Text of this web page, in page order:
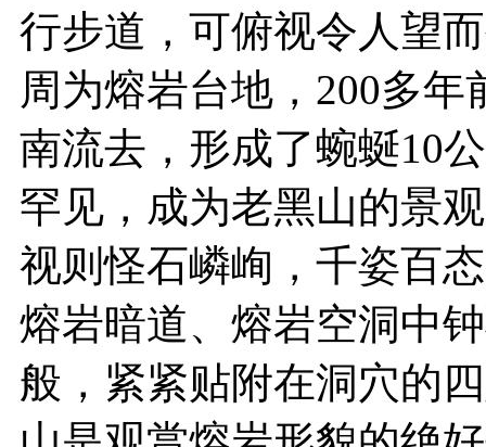
行步道，可俯视令人望
周为熔岩台地，200多
南流去，形成了蜿蜒10
罕见，成为老黑山的景
视则怪石嶙峋，千姿百
熔岩暗道、熔岩空洞中
般，紧紧贴附在洞穴的